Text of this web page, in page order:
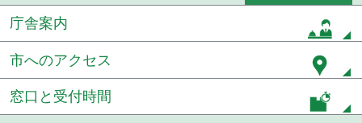
庁舎案内
市へのアクセス
窓口と受付時間